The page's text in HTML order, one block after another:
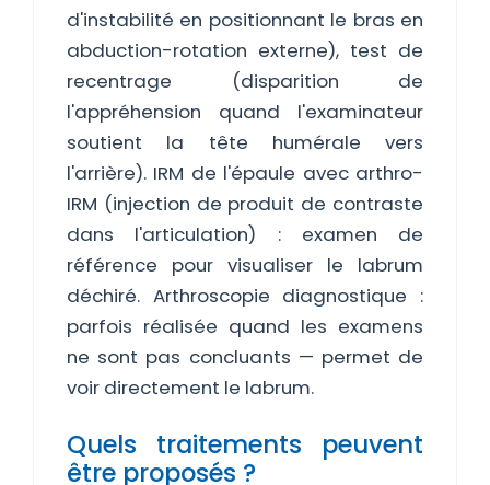
d'instabilité en positionnant le bras en
abduction-rotation externe), test de
recentrage (disparition de
l'appréhension quand l'examinateur
soutient la tête humérale vers
l'arrière). IRM de l'épaule avec arthro-
IRM (injection de produit de contraste
dans l'articulation) : examen de
référence pour visualiser le labrum
déchiré. Arthroscopie diagnostique :
parfois réalisée quand les examens
ne sont pas concluants — permet de
voir directement le labrum.
Quels traitements peuvent
être proposés ?